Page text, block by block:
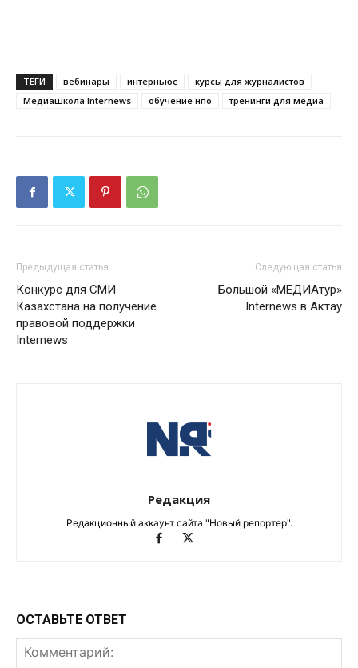
ТЕГИ вебинары интерньюс
курсы для журналистов
Медиашкола Internews
обучение нпо тренинги для медиа
Предыдущая статья
Конкурс для СМИ
Казахстана на получение
правовой поддержки
Internews
Следующая статья
Большой «МЕДИАтур»
Internews в Актау
Редакция
Редакционный аккаунт сайта "Новый репортер".
ОСТАВЬТЕ ОТВЕТ